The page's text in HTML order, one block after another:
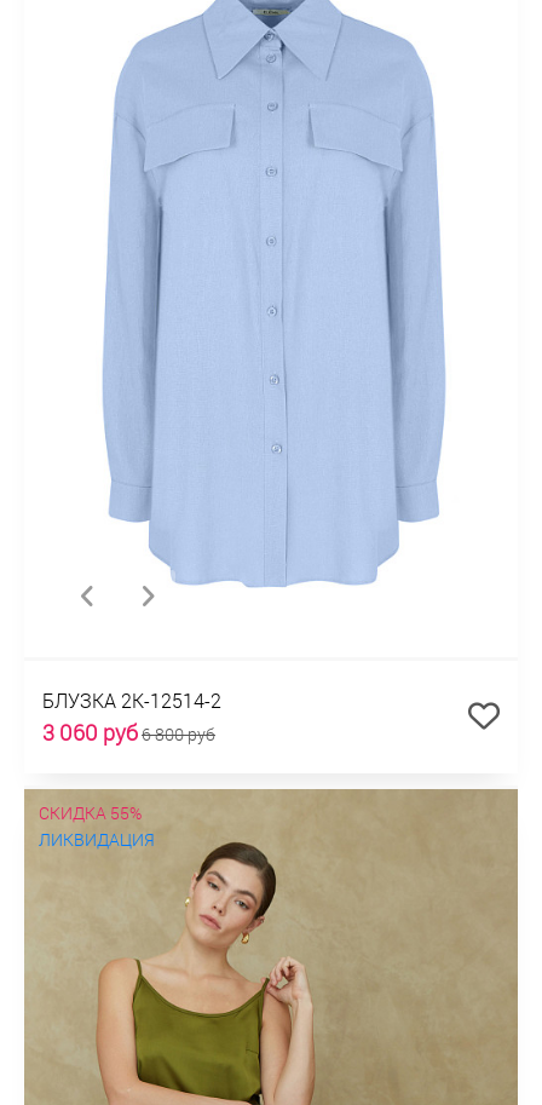
БЛУЗКА 2К-12514-2
3 060 руб6 800 руб
СКИДКА 55%
ЛИКВИДАЦИЯ